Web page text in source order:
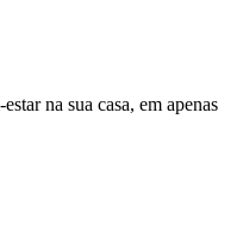
na sua casa, em apenas